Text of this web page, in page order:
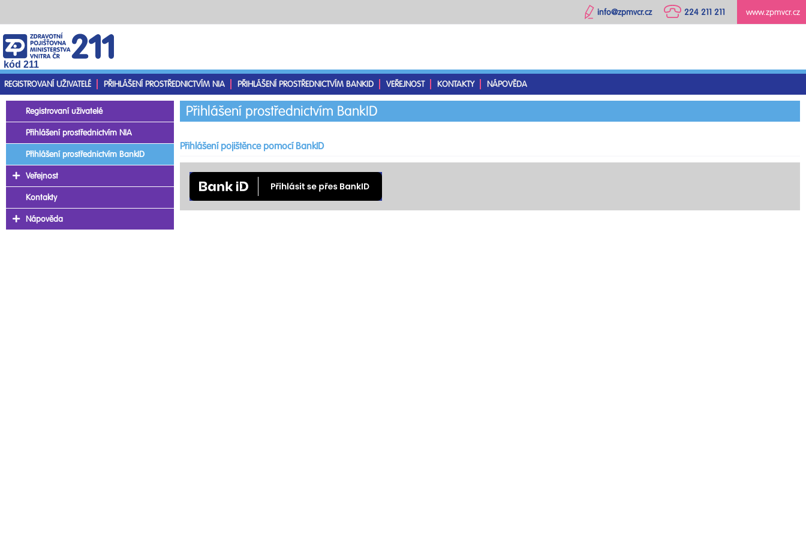
www.zpmvcr.cz
224 211 211
info@zpmvcr.cz
kód 211
REGISTROVANÍ UŽIVATELÉ
PŘIHLÁŠENÍ PROSTŘEDNICTVÍM NIA PŘIHLÁŠENÍ PROSTŘEDNICTVÍM BANKID VEŘEJNOST KONTAKTY NÁPOVĚDA
Přihlášení prostřednictvím BankID
Přihlášení pojištěnce pomocí BankID
Registrovaní uživatelé
Přihlášení prostřednictvím NIA
Přihlášení prostřednictvím BankID
Veřejnost
Kontakty
Nápověda